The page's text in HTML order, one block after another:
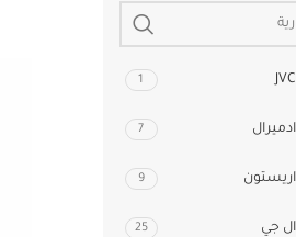
JVC
1
ادميرال 7
اريستون 9
ال جي 25